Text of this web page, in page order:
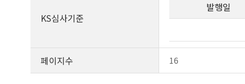
KS심사기준
발행일
페이지수 16